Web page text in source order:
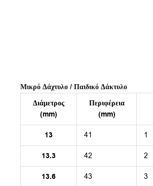
Μικρό Δάχτυλο / Παιδικό Δάκτυλο
Διάμετρος
(mm)
Περιφέρεια
(mm)
13 41 1
13.3 42 2
13.6 43 3